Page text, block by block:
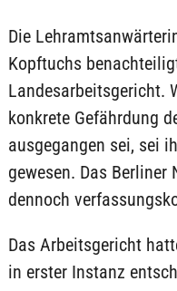
Die
Kopftuchs
Landesarbeitsgericht.
konkrete Gefährdung
ausgegangen sei, sei
gewesen. Das
dennoch
Das Arbeitsgericht
in erster Instanz